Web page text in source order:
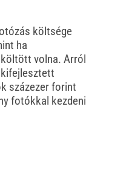
költsége
ha
volna. Arról
kifejlesztett
százezer forint
fotókkal kezdeni